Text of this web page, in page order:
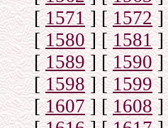
[1571] [1572]
[1580] [1581]
[1589] [1590]
[1598] [1599]
[1607] [1608]